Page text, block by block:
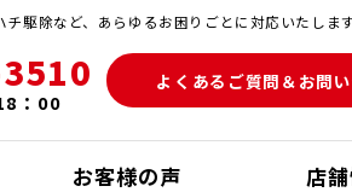
除など、あらゆるお困りごとに対応いたします
：00
よくあるご質問＆お問
お客様の声 店